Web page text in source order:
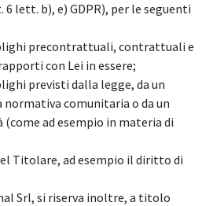
6 lett. b), e) GDPR), per le seguenti
precontrattuali, contrattuali e
con Lei in essere;
previsti dalla legge, da un
comunitaria o da un
ad esempio in materia di
Titolare, ad esempio il diritto di
Srl, si riserva inoltre, a titolo